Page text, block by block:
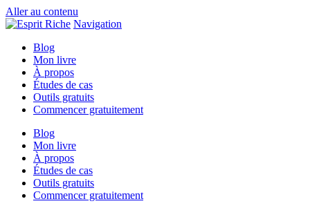
Aller au contenu
Navigation
Blog
Mon livre
À propos
Études de cas
Outils gratuits
Commencer gratuitement
Blog
Mon livre
À propos
Études de cas
Outils gratuits
Commencer gratuitement